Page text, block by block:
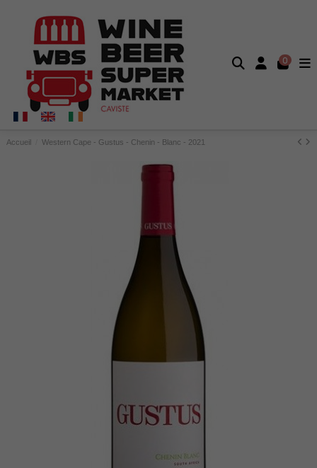
0
Accueil Western Cape - Gustus - Chenin - Blanc - 2021